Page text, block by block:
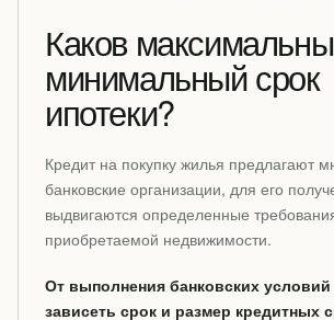
Каков
минимальный срок
ипотеки?
Кредит на покупку жилья предлагают
банковские организации, для его
выдвигаются определенные
приобретаемой недвижимости.
От выполнения банковских условий
зависеть срок и размер кредитных